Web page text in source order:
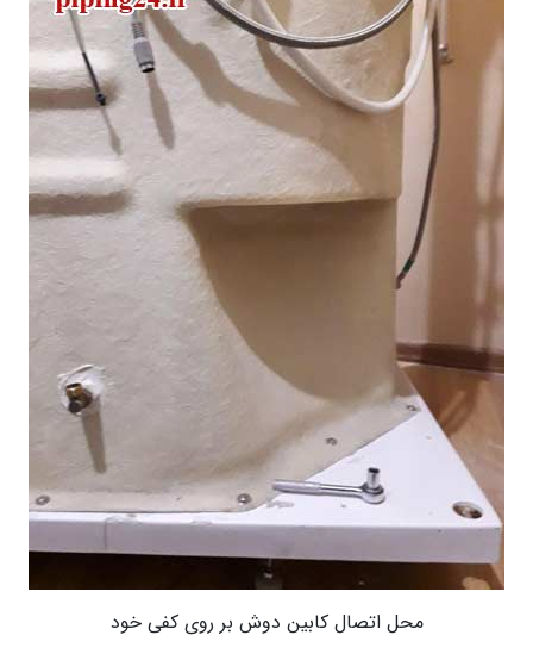
محل اتصال کابین دوش بر روی کفی خود